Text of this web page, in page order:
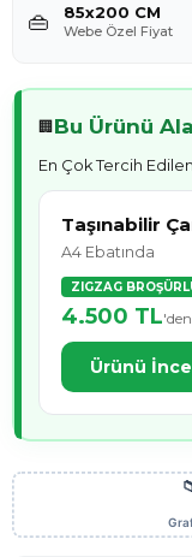
👜 85x200 CM
Webe Özel Fiyat
🏢Bu Ürünü
En Çok Tercih
Taşınabilir
A4 Ebatında
ZIGZAG
4.500 TL
Ürünü